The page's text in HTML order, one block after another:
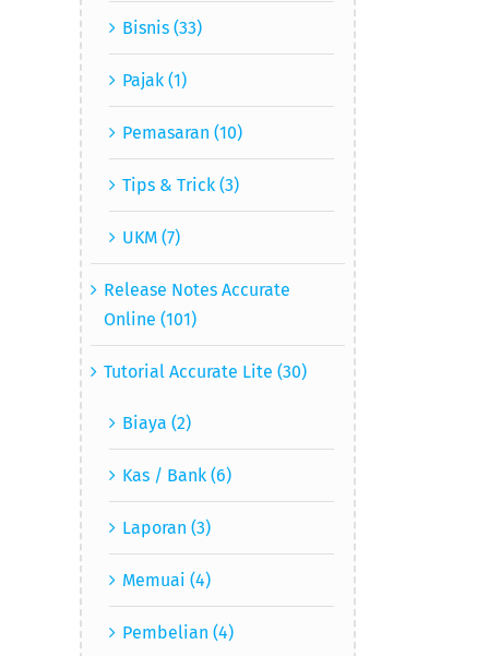
Bisnis (33)
Pajak (1)
Pemasaran (10)
Tips & Trick (3)
UKM (7)
Release Notes Accurate
Online (101)
Tutorial Accurate Lite (30)
Biaya (2)
Kas / Bank (6)
Laporan (3)
Memuai (4)
Pembelian (4)